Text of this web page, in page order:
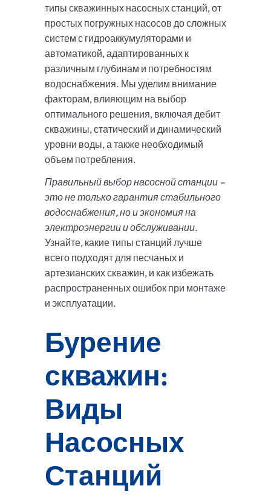
типы скважинных насосных станций, от
простых погружных насосов до сложных
систем с гидроаккумуляторами и
автоматикой, адаптированных к
различным глубинам и потребностям
водоснабжения. Мы уделим внимание
факторам, влияющим на выбор
оптимального решения, включая дебит
скважины, статический и динамический
уровни воды, а также необходимый
объем потребления.
Правильный выбор насосной станции –
это не только гарантия стабильного
водоснабжения, но и экономия на
электроэнергии и обслуживании.
Узнайте, какие типы станций лучше
всего подходят для песчаных и
артезианских скважин, и как избежать
распространенных ошибок при монтаже
и эксплуатации.
Бурение
скважин:
Виды
Насосных
Станций